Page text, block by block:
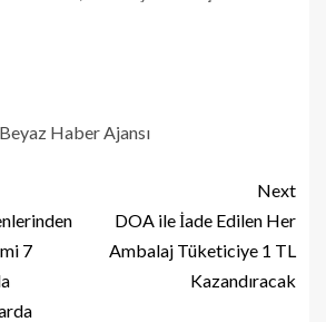
Haber Ajansı
7
Next
DOA ile İade Edilen Her
Ambalaj Tüketiciye 1 TL
Kazandıracak